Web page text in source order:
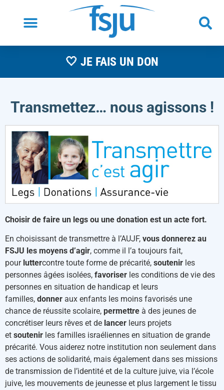
🤍 JE FAIS UN DON
Transmettez… nous agissons !
Choisir de faire un legs ou une donation est un acte fort.
En choisissant de transmettre à l’AUJF, vous donnerez au
FSJU les moyens d’agir, comme il l’a toujours fait,
pour luttercontre toute forme de précarité, soutenir les
personnes âgées isolées, favoriser les conditions de vie des
personnes en situation de handicap et leurs
familles, donner aux enfants les moins favorisés une
chance de réussite scolaire, permettre à des jeunes de
concrétiser leurs rêves et de lancer leurs projets
et soutenir les familles israéliennes en situation de grande
précarité. Vous aiderez notre institution non seulement dans
ses actions de solidarité, mais également dans ses missions
de transmission de l’identité et de la culture juive, via l’école
juive, les mouvements de jeunesse et plus largement le tissu